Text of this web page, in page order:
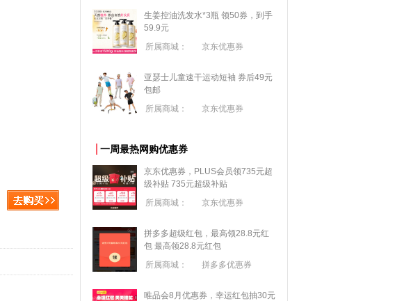
生姜控油洗发水*3瓶 领50券，到手
59.9元
所属商城：
京东优惠券
亚瑟士儿童速干运动短袖 券后49元
包邮
所属商城：
京东优惠券
一周最热网购优惠券
京东优惠券，PLUS会员领735元超
级补贴 735元超级补贴
所属商城：
京东优惠券
拼多多超级红包，最高领28.8元红
包 最高领28.8元红包
所属商城：
拼多多优惠券
唯品会8月优惠券，幸运红包抽30元